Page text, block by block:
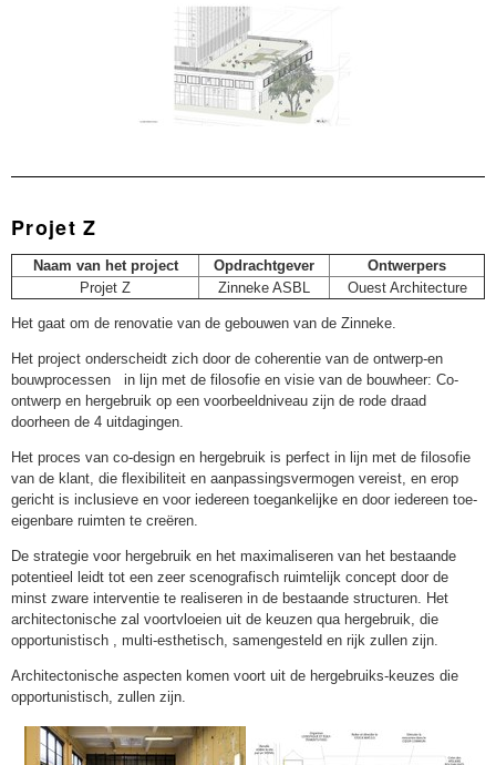
Projet Z
Naam van het project Opdrachtgever
Ontwerpers
Projet Z
Zinneke ASBL Ouest Architecture
Het gaat om de renovatie van de gebouwen van de Zinneke.
Het project onderscheidt zich door de coherentie van de ontwerp-en
bouwprocessen in lijn met de filosofie en visie van de bouwheer: Co-
ontwerp en hergebruik op een voorbeeldniveau zijn de rode draad
doorheen de 4 uitdagingen.
Het proces van co-design en hergebruik is perfect in lijn met de filosofie
van de klant, die flexibiliteit en aanpassingsvermogen vereist, en erop
gericht is inclusieve en voor iedereen toegankelijke en door iedereen toe-
eigenbare ruimten te creëren.
De strategie voor hergebruik en het maximaliseren van het bestaande
potentieel leidt tot een zeer scenografisch ruimtelijk concept door de
minst zware interventie te realiseren in de bestaande structuren. Het
architectonische zal voortvloeien uit de keuzen qua hergebruik, die
opportunistisch , multi-esthetisch, samengesteld en rijk zullen zijn.
Architectonische aspecten komen voort uit de hergebruiks-keuzes die
opportunistisch, zullen zijn.